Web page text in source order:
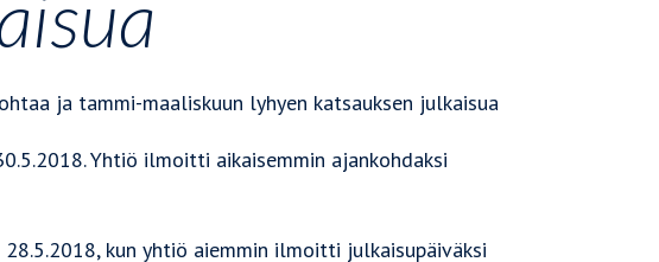
ja tammi-maaliskuun lyhyen katsauksen julkaisua
Yhtiö ilmoitti aikaisemmin ajankohdaksi
kun yhtiö aiemmin ilmoitti julkaisupäiväksi